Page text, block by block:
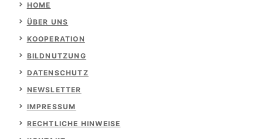
HOME
ÜBER UNS
KOOPERATION
BILDNUTZUNG
DATENSCHUTZ
NEWSLETTER
IMPRESSUM
RECHTLICHE HINWEISE